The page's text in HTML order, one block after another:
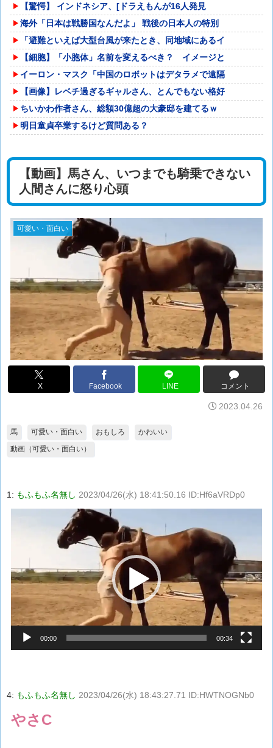
【驚愕】 インドネシア、[ドラえもんが16人発見
海外「日本は戦勝国なんだよ」 戦後の日本人の特別
「避難といえば大型台風が来たとき、同地域にあるイ
【細胞】「小胞体」名前を変えるべき？ イメージと
イーロン・マスク「中国のロボットはデタラメで遠隔
【画像】レベチ過ぎるギャルさん、とんでもない格好
ちいかわ作者さん、総額30億超の大豪邸を建てるｗ
明日童貞卒業するけど質問ある？
【動画】馬さん、いつまでも騎乗できない
人間さんに怒り心頭
可愛い・面白い
X Facebook LINE コメント
2023.04.26
馬 可愛い・面白い おもしろ
かわいい
動画（可愛い・面白い）
1: もふもふ名無し 2023/04/26(水) 18:41:50.16 ID:Hf6aVRDp0
レ
ー
ヤ
ー
00:00 00:34
4: もふもふ名無し 2023/04/26(水) 18:43:27.71 ID:HWTNOGNb0
やさC